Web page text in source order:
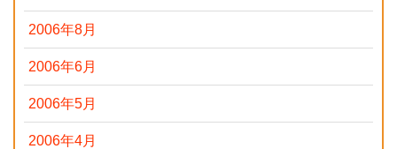
2006年8月
2006年6月
2006年5月
2006年4月